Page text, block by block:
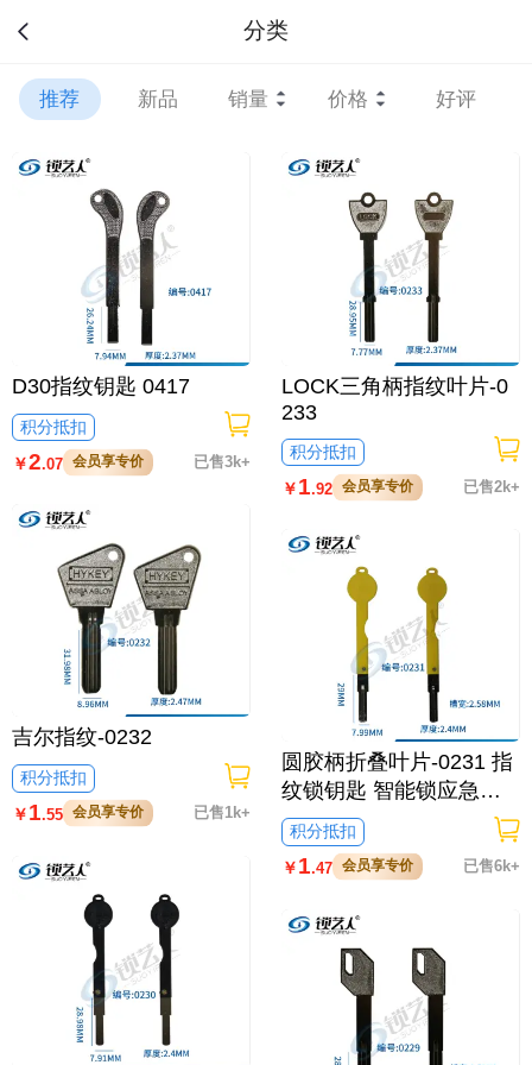
分类
推荐 新品 销量 价格 好评
D30指纹钥匙 0417
积分抵扣
￥2.07 会员享专价 已售3k+
吉尔指纹-0232
积分抵扣
￥1.55 会员享专价 已售1k+
LOCK三角柄指纹叶片-0
233
积分抵扣
￥1.92 会员享专价 已售2k+
圆胶柄折叠叶片-0231 指
纹锁钥匙 智能锁应急钥
匙
积分抵扣
￥1.47 会员享专价 已售6k+